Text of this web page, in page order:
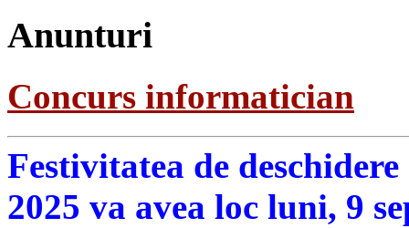
Anunturi
Concurs informatician
Festivitatea de
2025 va avea loc luni, 9